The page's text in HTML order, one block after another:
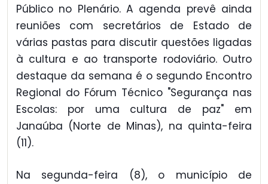
Público no Plenário. A agenda prevê ainda
reuniões com secretários de Estado de
várias pastas para discutir questões ligadas
à cultura e ao transporte rodoviário. Outro
destaque da semana é o segundo Encontro
Regional do Fórum Técnico "Segurança nas
Escolas: por uma cultura de paz" em
Janaúba (Norte de Minas), na quinta-feira
(11).
Na segunda-feira (8), o município de